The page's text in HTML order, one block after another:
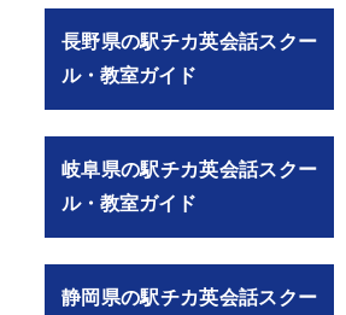
長野県の駅チカ英会話スクー
ル・教室ガイド
岐阜県の駅チカ英会話スクー
ル・教室ガイド
静岡県の駅チカ英会話スクー